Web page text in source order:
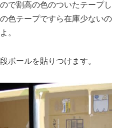
で割高の色のついたテープし
色テープですら在庫少ないの
。
ボールを貼りつけます。